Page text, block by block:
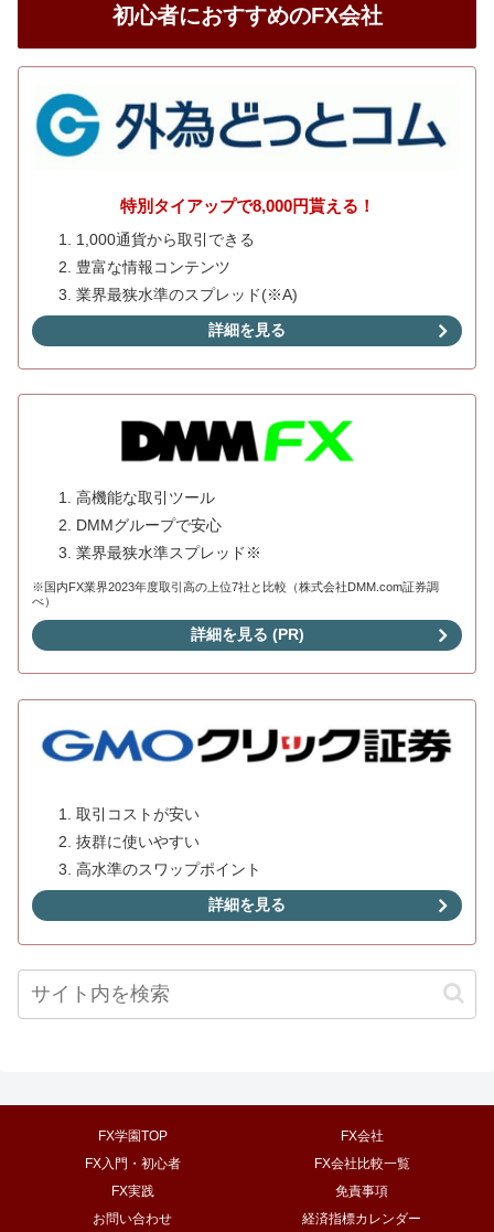
初心者におすすめのFX会社
特別タイアップで8,000円貰える！
1,000通貨から取引できる
豊富な情報コンテンツ
業界最狭水準のスプレッド(※A)
詳細を見る
高機能な取引ツール
DMMグループで安心
業界最狭水準スプレッド※
※国内FX業界2023年度取引高の上位7社と比較（株式会社DMM.com証券調
べ）
詳細を見る (PR)
取引コストが安い
抜群に使いやすい
高水準のスワップポイント
詳細を見る
FX学園TOP
FX会社
FX入門・初心者
FX会社比較一覧
FX実践
免責事項
お問い合わせ
経済指標カレンダー